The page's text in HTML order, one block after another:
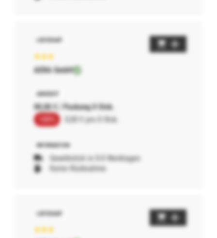
AERA GmbH
00,00 € / Packung 0 Stck.
0,00 € pro 0 Stck.
Gewöhnlich in 0-0 Werktagen
Keine Rücknahme